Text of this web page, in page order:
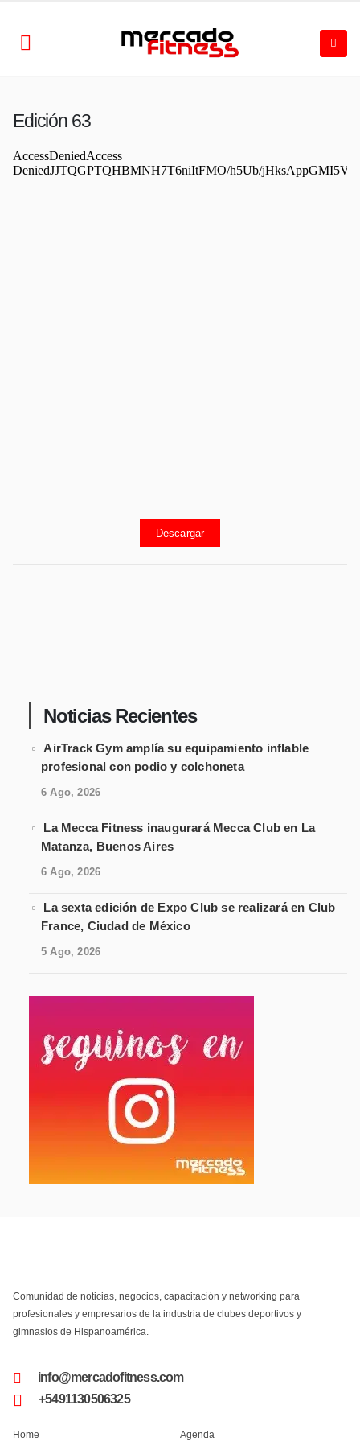
Edición 63
Descargar
Noticias Recientes
AirTrack Gym amplía su equipamiento inflable
profesional con podio y colchoneta
6 Ago, 2026
La Mecca Fitness inaugurará Mecca Club en La
Matanza, Buenos Aires
6 Ago, 2026
La sexta edición de Expo Club se realizará en Club
France, Ciudad de México
5 Ago, 2026
Comunidad de noticias, negocios, capacitación y networking para
profesionales y empresarios de la industria de clubes deportivos y
gimnasios de Hispanoamérica.
info@mercadofitness.com
+5491130506325
Home Agenda